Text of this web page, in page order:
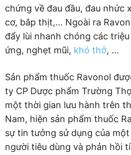
chứng về đau đầu, đau nhức
cơ, bắp thịt,… Ngoài ra
đẩy lùi nhanh chóng các
ứng, nghẹt mũi, khó thở, …
Sản phẩm thuốc Ravonol
ty CP Dược phẩm Trường
một thời gian lưu hành trên
Nam, hiện sản phẩm thuốc
sự tin tưởng sử dụng của
người tiêu dùng và phản hồi